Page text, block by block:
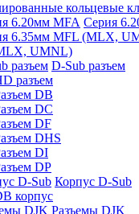
кольцевые
Серия
UMNL)
D-Sub разъем
разъем
DB
DC
DF
DHS
DI
DP
Корпус D-Sub
корпус
Разъемы DJK